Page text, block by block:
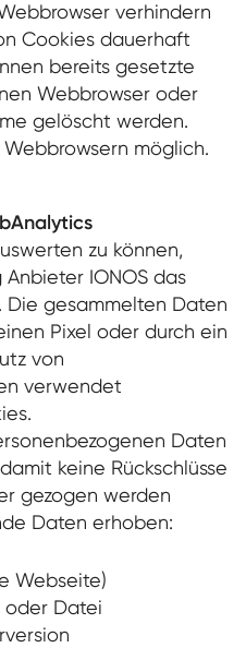
verhindern
Cookies dauerhaft
bereits gesetzte
Webbrowser oder
gelöscht werden.
möglich.
zu können,
IONOS das
Die gesammelten Daten
Pixel oder durch ein
von
verwendet
Daten
keine Rückschlüsse
gezogen werden
Daten erhoben:
Webseite)
oder Datei